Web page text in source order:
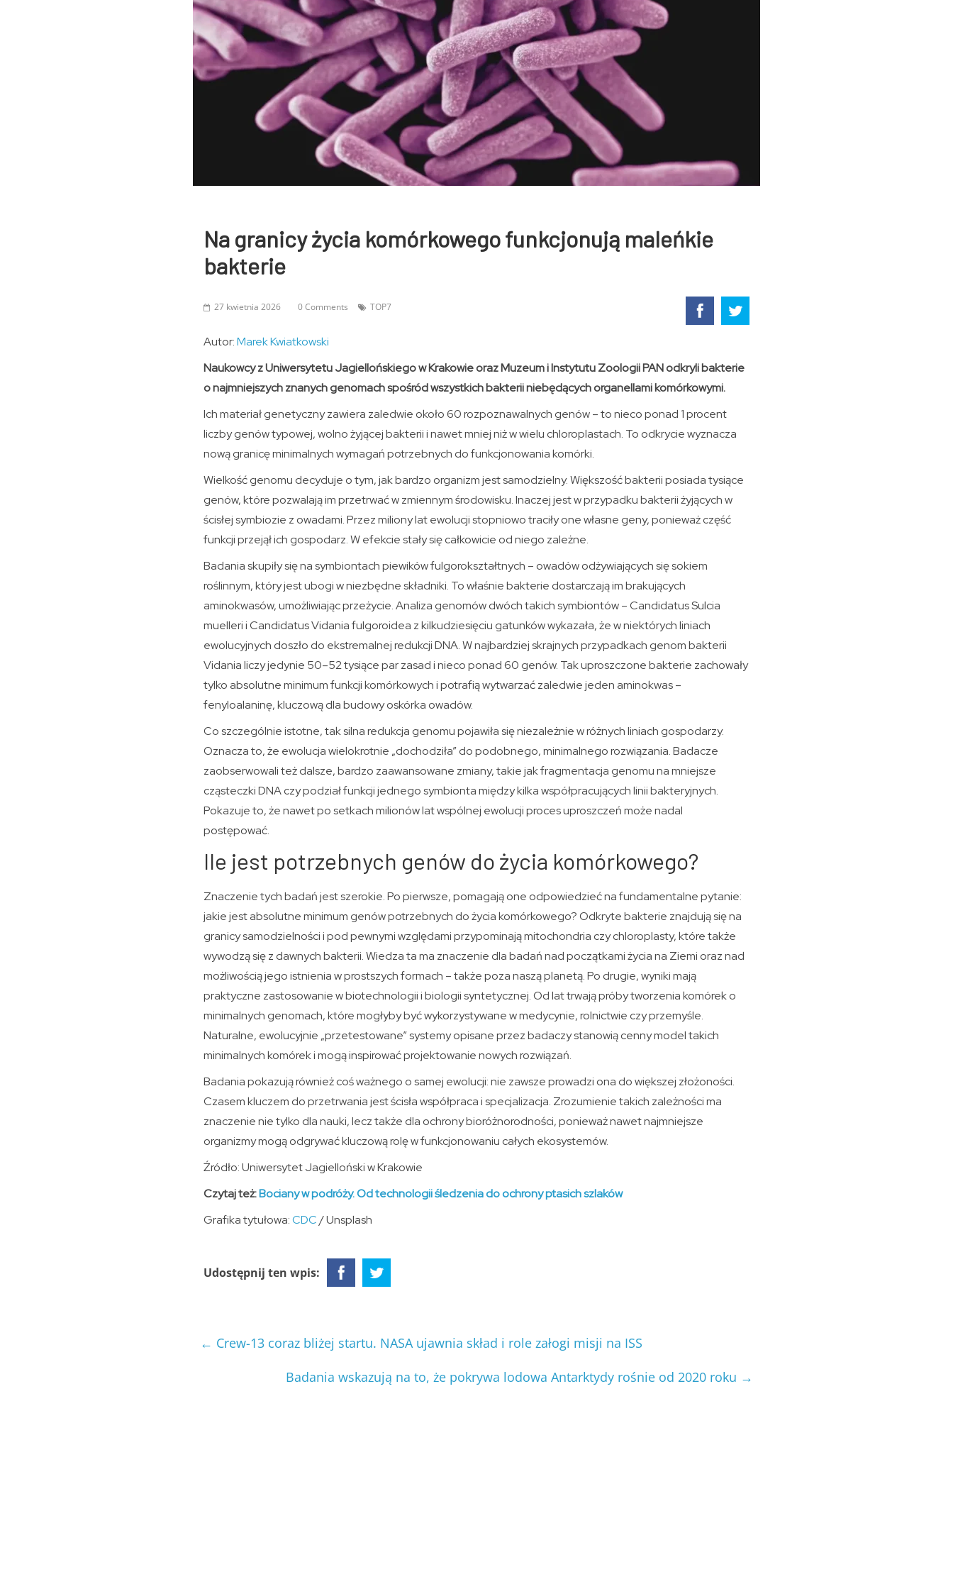
Na granicy życia komórkowego funkcjonują maleńkie
bakterie
27 kwietnia 2026 0 Comments TOP7
Autor:Marek Kwiatkowski
Naukowcy z Uniwersytetu Jagiellońskiego w Krakowie oraz Muzeum i Instytutu Zoologii PAN odkryli bakterie
o najmniejszych znanych genomach spośród wszystkich bakterii niebędących organellami komórkowymi.
Ich materiał genetyczny zawiera zaledwie około 60 rozpoznawalnych genów – to nieco ponad 1 procent
liczby genów typowej, wolno żyjącej bakterii i nawet mniej niż w wielu chloroplastach. To odkrycie wyznacza
nową granicę minimalnych wymagań potrzebnych do funkcjonowania komórki.
Wielkość genomu decyduje o tym, jak bardzo organizm jest samodzielny. Większość bakterii posiada tysiące
genów, które pozwalają im przetrwać w zmiennym środowisku. Inaczej jest w przypadku bakterii żyjących w
ścisłej symbiozie z owadami. Przez miliony lat ewolucji stopniowo traciły one własne geny, ponieważ część
funkcji przejął ich gospodarz. W efekcie stały się całkowicie od niego zależne.
Badania skupiły się na symbiontach piewików fulgorokształtnych – owadów odżywiających się sokiem
roślinnym, który jest ubogi w niezbędne składniki. To właśnie bakterie dostarczają im brakujących
aminokwasów, umożliwiając przeżycie. Analiza genomów dwóch takich symbiontów – Candidatus Sulcia
muelleri i Candidatus Vidania fulgoroidea z kilkudziesięciu gatunków wykazała, że w niektórych liniach
ewolucyjnych doszło do ekstremalnej redukcji DNA. W najbardziej skrajnych przypadkach genom bakterii
Vidania liczy jedynie 50–52 tysiące par zasad i nieco ponad 60 genów. Tak uproszczone bakterie zachowały
tylko absolutne minimum funkcji komórkowych i potrafią wytwarzać zaledwie jeden aminokwas –
fenyloalaninę, kluczową dla budowy oskórka owadów.
Co szczególnie istotne, tak silna redukcja genomu pojawiła się niezależnie w różnych liniach gospodarzy.
Oznacza to, że ewolucja wielokrotnie „dochodziła” do podobnego, minimalnego rozwiązania. Badacze
zaobserwowali też dalsze, bardzo zaawansowane zmiany, takie jak fragmentacja genomu na mniejsze
cząsteczki DNA czy podział funkcji jednego symbionta między kilka współpracujących linii bakteryjnych.
Pokazuje to, że nawet po setkach milionów lat wspólnej ewolucji proces uproszczeń może nadal
postępować.
Ile jest potrzebnych genów do życia komórkowego?
Znaczenie tych badań jest szerokie. Po pierwsze, pomagają one odpowiedzieć na fundamentalne pytanie:
jakie jest absolutne minimum genów potrzebnych do życia komórkowego? Odkryte bakterie znajdują się na
granicy samodzielności i pod pewnymi względami przypominają mitochondria czy chloroplasty, które także
wywodzą się z dawnych bakterii. Wiedza ta ma znaczenie dla badań nad początkami życia na Ziemi oraz nad
możliwością jego istnienia w prostszych formach – także poza naszą planetą. Po drugie, wyniki mają
praktyczne zastosowanie w biotechnologii i biologii syntetycznej. Od lat trwają próby tworzenia komórek o
minimalnych genomach, które mogłyby być wykorzystywane w medycynie, rolnictwie czy przemyśle.
Naturalne, ewolucyjnie „przetestowane” systemy opisane przez badaczy stanowią cenny model takich
minimalnych komórek i mogą inspirować projektowanie nowych rozwiązań.
Badania pokazują również coś ważnego o samej ewolucji: nie zawsze prowadzi ona do większej złożoności.
Czasem kluczem do przetrwania jest ścisła współpraca i specjalizacja. Zrozumienie takich zależności ma
znaczenie nie tylko dla nauki, lecz także dla ochrony bioróżnorodności, ponieważ nawet najmniejsze
organizmy mogą odgrywać kluczową rolę w funkcjonowaniu całych ekosystemów.
Źródło: Uniwersytet Jagielloński w Krakowie
Czytaj też:Bociany w podróży. Od technologii śledzenia do ochrony ptasich szlaków
Grafika tytułowa:CDC/ Unsplash
Udostępnij ten wpis:
← Crew-13 coraz bliżej startu. NASA ujawnia skład i role załogi misji na ISS
Badania wskazują na to, że pokrywa lodowa Antarktydy rośnie od 2020 roku →